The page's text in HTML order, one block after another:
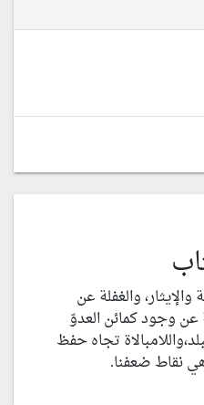
والغفلة عن
عن وجود كمائن العدوّ
تجاه حفظ
نقاط ضعفنا.